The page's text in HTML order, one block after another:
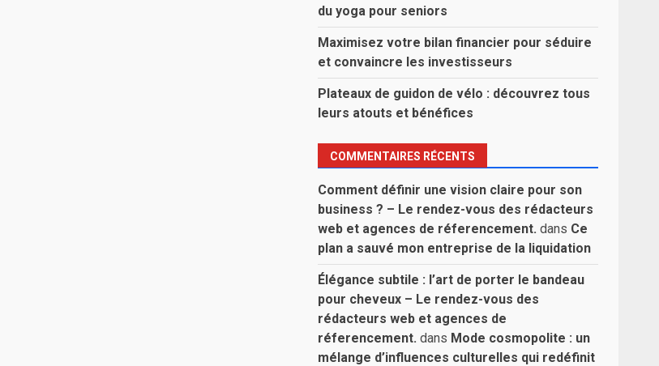
du yoga pour seniors
Maximisez votre bilan financier pour séduire
et convaincre les investisseurs
Plateaux de guidon de vélo : découvrez tous
leurs atouts et bénéfices
COMMENTAIRES RÉCENTS
Comment définir une vision claire pour son
business ? – Le rendez-vous des rédacteurs
web et agences de réferencement. dans Ce
plan a sauvé mon entreprise de la liquidation
Élégance subtile : l’art de porter le bandeau
pour cheveux – Le rendez-vous des
rédacteurs web et agences de
réferencement. dans Mode cosmopolite : un
mélange d’influences culturelles qui redéfinit